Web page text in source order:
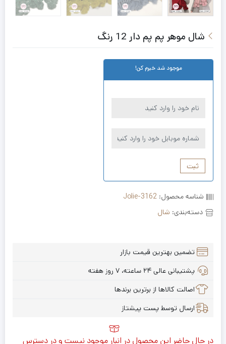
شال موهر پم پم دار 12 رنگ
موجود شد خبرم کن!
ثبت
شناسه محصول: Jolie-3162
دسته‌بندی: شال
تضمین بهترین قیمت بازار
پشتیبانی عالی ۲۴ ساعته، ۷ روز هفته
اصالت کالاها از برترین برندها
ارسال توسط پست پیشتاز
در حال حاضر این محصول در انبار موجود نیست و در دسترس